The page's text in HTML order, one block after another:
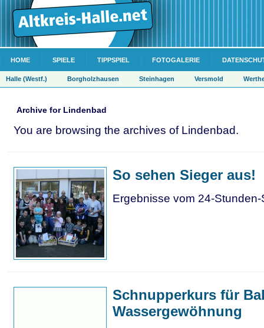
HOME SPIELE TIPPSPIEL FOTOGALERIE
Halle (Westf.) Borgholzhausen Steinhagen Versmold
Archive for Lindenbad
You are browsing the archives of Lindenbad.
So sehen Sieger aus!
Ergebnisse vom 24-
Schnupperkurs für
Wassergewöhnung